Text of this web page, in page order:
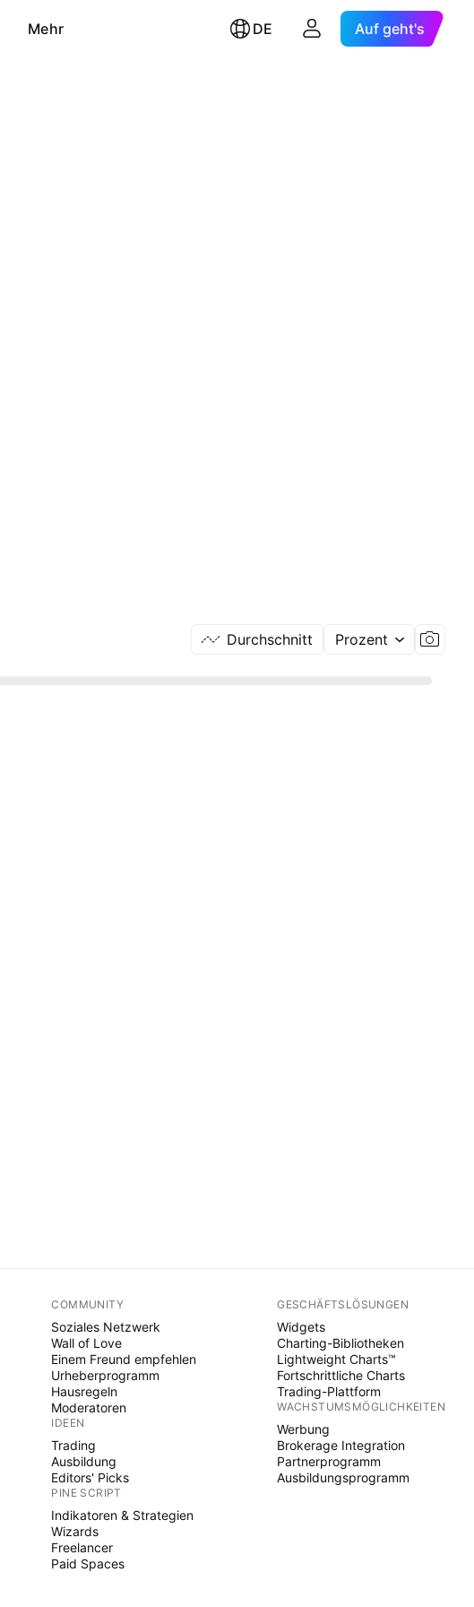
Mehr DE Auf geht's
Durchschnitt Prozent
COMMUNITY
Soziales Netzwerk
Wall of Love
Einem Freund empfehlen
Urheberprogramm
Hausregeln
Moderatoren
IDEEN
Trading
Ausbildung
Editors' Picks
PINE SCRIPT
Indikatoren & Strategien
Wizards
Freelancer
Paid Spaces
GESCHÄFTSLÖSUNGEN
Widgets
Charting-Bibliotheken
Lightweight Charts™
Fortschrittliche Charts
Trading-Plattform
WACHSTUMSMÖGLICHKEITEN
Werbung
Brokerage Integration
Partnerprogramm
Ausbildungsprogramm